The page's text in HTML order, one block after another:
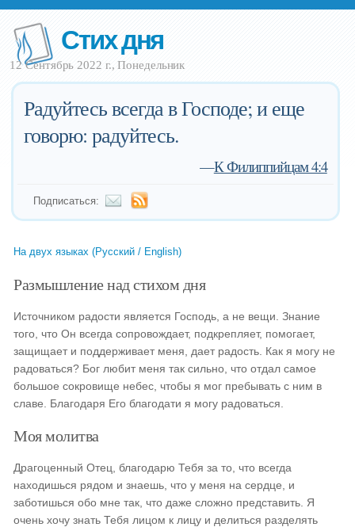
Стих дня
12 Сентябрь 2022 г., Понедельник
Радуйтесь всегда в Господе; и еще
говорю: радуйтесь.
—К Филиппийцам 4:4
Подписаться:
На двух языках (Русский / English)
Размышление над стихом дня
Источником радости является Господь, а не вещи. Знание
того, что Он всегда сопровождает, подкрепляет, помогает,
защищает и поддерживает меня, дает радость. Как я могу не
радоваться? Бог любит меня так сильно, что отдал самое
большое сокровище небес, чтобы я мог пребывать с ним в
славе. Благодаря Его благодати я могу радоваться.
Моя молитва
Драгоценный Отец, благодарю Тебя за то, что всегда
находишься рядом и знаешь, что у меня на сердце, и
заботишься обо мне так, что даже сложно представить. Я
очень хочу знать Тебя лицом к лицу и делиться разделять